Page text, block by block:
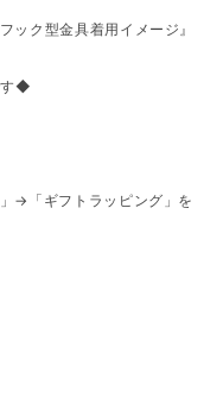
ク型金具着用イメージ』
す◆
→「ギフトラッピング」を